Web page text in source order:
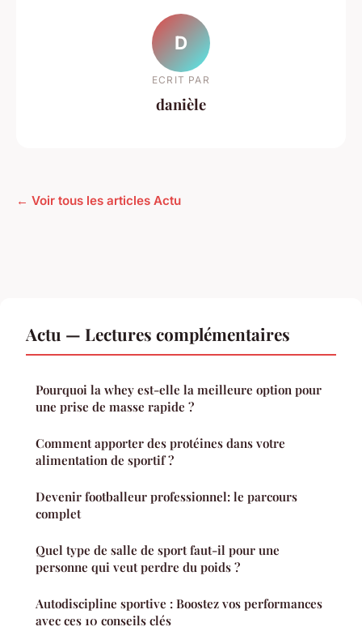
D
ECRIT PAR
danièle
← Voir tous les articles Actu
Actu — Lectures complémentaires
Pourquoi la whey est-elle la meilleure option pour
une prise de masse rapide ?
Comment apporter des protéines dans votre
alimentation de sportif ?
Devenir footballeur professionnel: le parcours
complet
Quel type de salle de sport faut-il pour une
personne qui veut perdre du poids ?
Autodiscipline sportive : Boostez vos performances
avec ces 10 conseils clés